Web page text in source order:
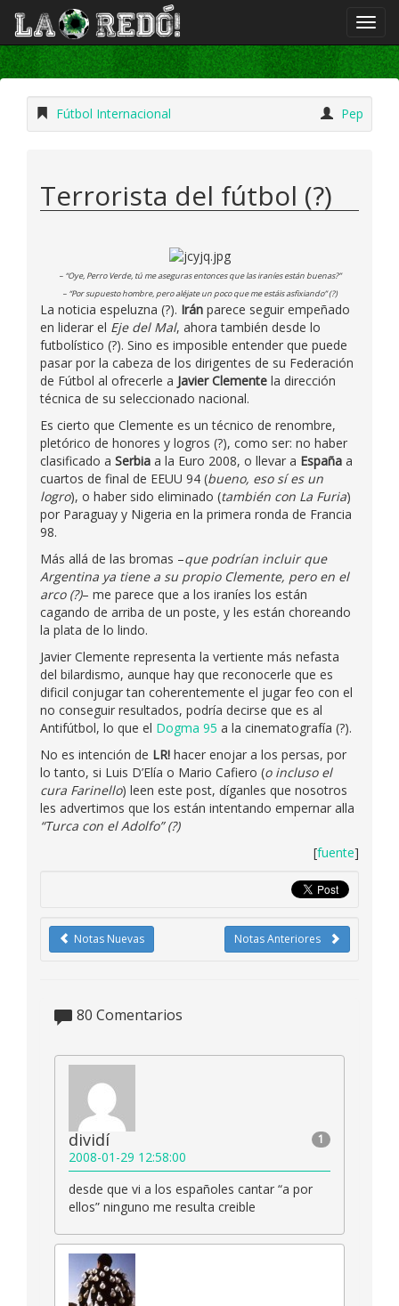
Fútbol Internacional Pep
Terrorista del fútbol (?)
– “Oye, Perro Verde, tú me aseguras entonces que las iraníes están buenas?”
– “Por supuesto hombre, pero aléjate un poco que me estáis asfixiando” (?)
La noticia espeluzna (?). Irán parece seguir empeñado
en liderar el Eje del Mal, ahora también desde lo
futbolístico (?). Sino es imposible entender que puede
pasar por la cabeza de los dirigentes de su Federación
de Fútbol al ofrecerle a Javier Clemente la dirección
técnica de su seleccionado nacional.
Es cierto que Clemente es un técnico de renombre,
pletórico de honores y logros (?), como ser: no haber
clasificado a Serbia a la Euro 2008, o llevar a España a
cuartos de final de EEUU 94 (bueno, eso sí es un
logro), o haber sido eliminado (también con La Furia)
por Paraguay y Nigeria en la primera ronda de Francia
98.
Más allá de las bromas –que podrían incluir que
Argentina ya tiene a su propio Clemente, pero en el
arco (?)– me parece que a los iraníes los están
cagando de arriba de un poste, y les están choreando
la plata de lo lindo.
Javier Clemente representa la vertiente más nefasta
del bilardismo, aunque hay que reconocerle que es
dificil conjugar tan coherentemente el jugar feo con el
no conseguir resultados, podría decirse que es al
Antifútbol, lo que el Dogma 95 a la cinematografía (?).
No es intención de LR! hacer enojar a los persas, por
lo tanto, si Luis D’Elía o Mario Cafiero (o incluso el
cura Farinello) leen este post, díganles que nosotros
les advertimos que los están intentando empernar alla
“Turca con el Adolfo” (?)
[fuente]
Notas Anteriores
Notas Nuevas
80 Comentarios
1
dividí
2008-01-29 12:58:00
desde que vi a los españoles cantar “a por
ellos” ninguno me resulta creible